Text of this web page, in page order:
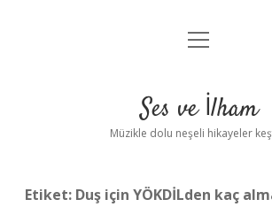
Anasayfa
Yasal Uyarı
menüyü
Ses ve İlham
Müzikle dolu neşeli hikayeler
Etiket: Duş için YÖKDİLden kaç